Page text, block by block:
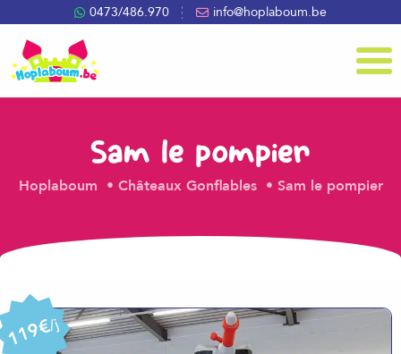
0473/486.970 info@hoplaboum.be
Menu
Sam le pompier
Hoplaboum Châteaux Gonflables Sam le pompier
119€/j